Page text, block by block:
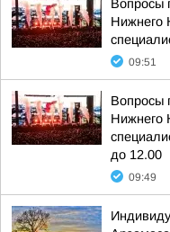
Вопросы
Нижнего
09:51
Вопросы
Нижнего
до 12.00
09:49